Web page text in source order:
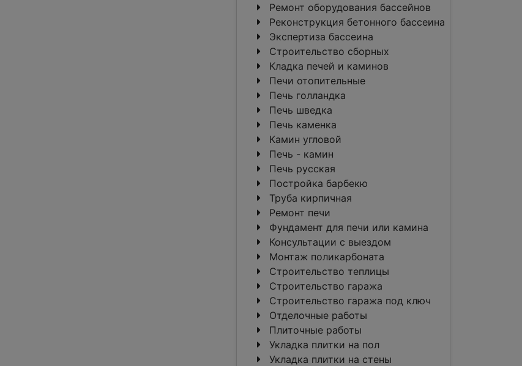
Ремонт оборудования бассейнов
Реконструкция бетонного бассеина
Экспертиза бассеина
Строительство сборных
Кладка печей и каминов
Печи отопительные
Печь голландка
Печь шведка
Печь каменка
Камин угловой
Печь - камин
Печь русская
Постройка барбекю
Труба кирпичная
Ремонт печи
Фундамент для печи или камина
Консультации с выездом
Монтаж поликарбоната
Строительство теплицы
Строительство гаража
Строительство гаража под ключ
Отделочные работы
Плиточные работы
Укладка плитки на пол
Укладка плитки на стены